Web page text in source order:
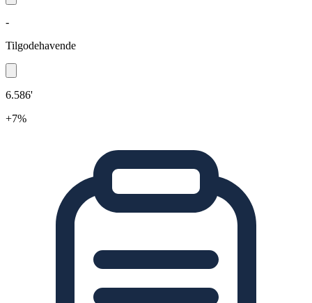
-
Tilgodehavende
6.586'
+7%